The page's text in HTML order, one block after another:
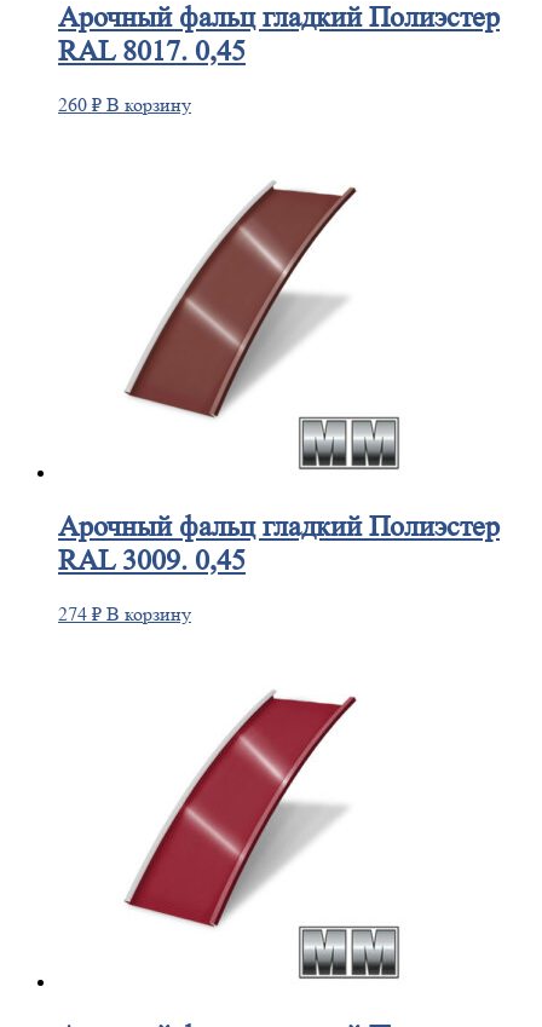
Арочныйфальц гладкий Полиэстер
RAL 8017. 0,45
260 ₽ В корзину
Арочныйфальц гладкий Полиэстер
RAL 3009. 0,45
274 ₽ В корзину